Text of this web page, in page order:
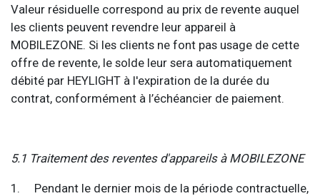
Valeur résiduelle correspond au prix de revente auquel
les clients peuvent revendre leur appareil à
MOBILEZONE. Si les clients ne font pas usage de cette
offre de revente, le solde leur sera automatiquement
débité par HEYLIGHT à l'expiration de la durée du
contrat, conformément à l’échéancier de paiement.
5.1 Traitement des reventes d'appareils à MOBILEZONE
1. Pendant le dernier mois de la période contractuelle,